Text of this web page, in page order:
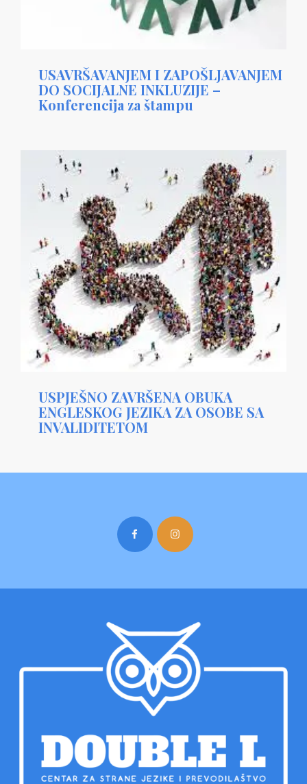
USAVRŠAVANJEM I ZAPOŠLJAVANJEM
DO SOCIJALNE INKLUZIJE –
Konferencija za štampu
USPJEŠNO ZAVRŠENA OBUKA
ENGLESKOG JEZIKA ZA OSOBE SA
INVALIDITETOM